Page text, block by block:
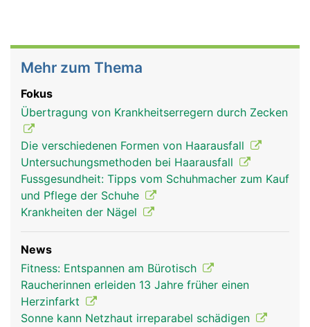
Mehr zum Thema
Fokus
Übertragung von Krankheitserregern durch Zecken
Die verschiedenen Formen von Haarausfall
Untersuchungsmethoden bei Haarausfall
Fussgesundheit: Tipps vom Schuhmacher zum Kauf
und Pflege der Schuhe
Krankheiten der Nägel
News
Fitness: Entspannen am Bürotisch
Raucherinnen erleiden 13 Jahre früher einen
Herzinfarkt
Sonne kann Netzhaut irreparabel schädigen